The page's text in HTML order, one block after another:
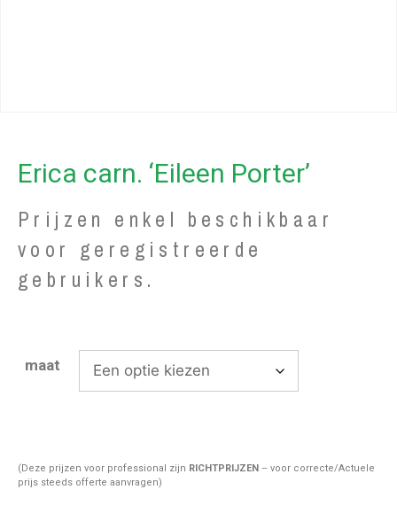
Erica carn. ‘Eileen Porter’
Prijzen enkel beschikbaar
voor geregistreerde
gebruikers.
maat
(Deze prijzen voor professional zijn RICHTPRIJZEN – voor correcte/Actuele
prijs steeds offerte aanvragen)